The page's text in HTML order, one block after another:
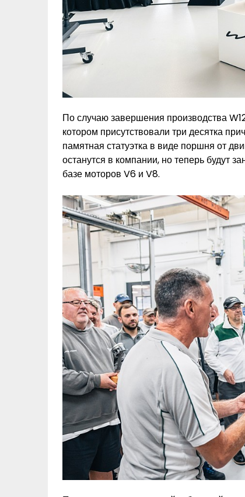
По случаю завершения производства
котором присутствовали три десятка
памятная статуэтка в виде поршня от
останутся в компании, но теперь будут
базе моторов V6 и V8.